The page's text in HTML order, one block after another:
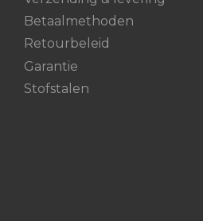
Betaalmethoden
Retourbeleid
Garantie
Stofstalen